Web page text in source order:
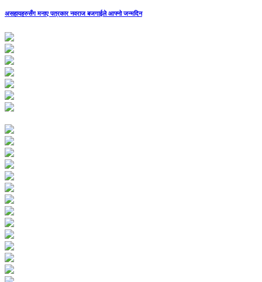
असहायहरुसँग मनाए पत्रकार नवराज बजगाईले आफ्नो जन्मदिन